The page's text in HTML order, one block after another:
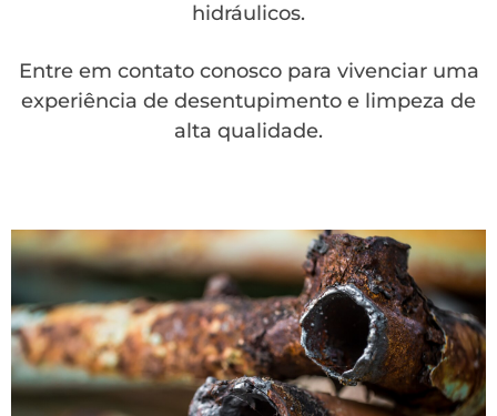
hidráulicos.
Entre em contato conosco para vivenciar uma
experiência de desentupimento e limpeza de
alta qualidade.